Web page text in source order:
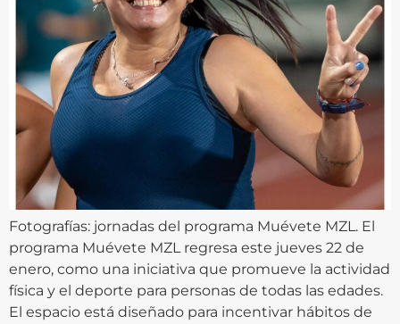
Fotografías: jornadas del programa Muévete MZL. El
programa Muévete MZL regresa este jueves 22 de
enero, como una iniciativa que promueve la actividad
física y el deporte para personas de todas las edades.
El espacio está diseñado para incentivar hábitos de